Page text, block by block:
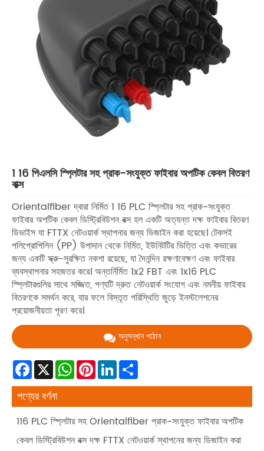
1 16 পিএলসি স্প্লিটার সহ প্রাক-সংযুক্ত ফাইবার অপটিক কেবল বিতরণ
বাক্স
Orientalfiber দ্বারা নির্মিত 1 16 PLC স্প্লিটার সহ প্রাক-সংযুক্ত
ফাইবার অপটিক কেবল ডিস্ট্রিবিউশন বক্স হল একটি অত্যন্ত দক্ষ ফাইবার বিতরণ
ডিভাইস যা FTTX নেটওয়ার্ক স্থাপনার জন্য ডিজাইন করা হয়েছে। টেকসই
পলিপ্রোপিলিন (PP) উপাদান থেকে নির্মিত, ইউনিটটির ভিত্তি এবং কভারের
জন্য একটি স্ক্রু-সুরক্ষিত নকশা রয়েছে, যা দৈনন্দিন রক্ষণাবেক্ষণ এবং ফাইবার
ব্যবস্থাপনার সহজতর করে। অন্তর্নির্মিত 1x2 FBT এবং 1x16 PLC
স্প্লিটারগুলির সাথে সজ্জিত, পণ্যটি দ্রুত নেটওয়ার্ক সংযোগ এবং নমনীয় ফাইবার
বিতরণকে সমর্থন করে, যার ফলে বিস্তৃত পরিস্থিতি জুড়ে ইনস্টলেশনের
প্রয়োজনীয়তা পূরণ করে।
অনুসন্ধান পাঠান
Facebook
X WhatsApp
Pinterest
LinkedIn
পণ্যের বর্ণনা
116 PLC স্প্লিটার সহ Orientalfiber প্রাক-সংযুক্ত ফাইবার অপটিক
কেবল ডিস্ট্রিবিউশন বক্স দক্ষ FTTX নেটওয়ার্ক স্থাপনের জন্য ডিজাইন করা